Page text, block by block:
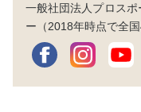
一般社団法人プロス
ー（2018年時点で全